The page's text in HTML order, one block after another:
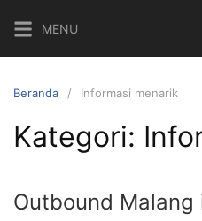
ke
konten
MENU
Beranda Informasi menarik
Kategori:
Outbound Malang